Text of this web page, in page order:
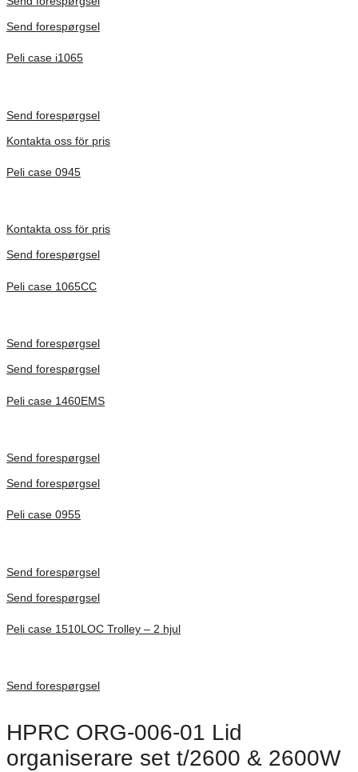
Send forespørgsel
Peli case i1065
Send forespørgsel
Kontakta oss för pris
Peli case 0945
Kontakta oss för pris
Send forespørgsel
Peli case 1065CC
Send forespørgsel
Send forespørgsel
Peli case 1460EMS
Send forespørgsel
Send forespørgsel
Peli case 0955
Send forespørgsel
Send forespørgsel
Peli case 1510LOC Trolley – 2 hjul
Send forespørgsel
HPRC ORG-006-01 Lid
organiserare set t/2600 & 2600W